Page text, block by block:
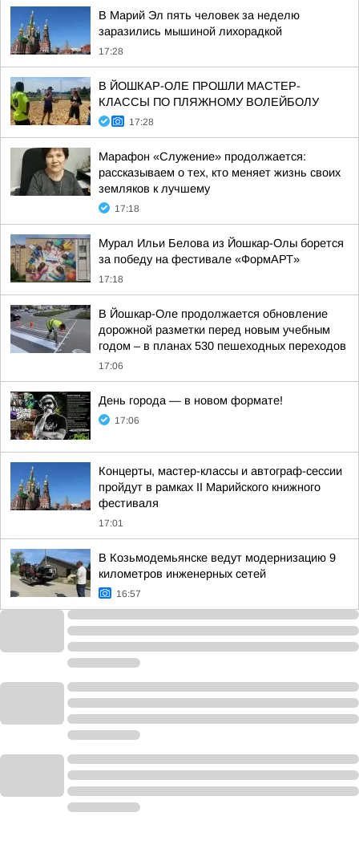
В Марий Эл пять человек за неделю
заразились мышиной лихорадкой
17:28
В ЙОШКАР-ОЛЕ ПРОШЛИ МАСТЕР-
КЛАССЫ ПО ПЛЯЖНОМУ ВОЛЕЙБОЛУ
17:28
Марафон «Служение» продолжается:
рассказываем о тех, кто меняет жизнь своих
земляков к лучшему
17:18
Мурал Ильи Белова из Йошкар-Олы борется
за победу на фестивале «ФормАРТ»
17:18
В Йошкар-Оле продолжается обновление
дорожной разметки перед новым учебным
годом – в планах 530 пешеходных переходов
17:06
День города — в новом формате!
17:06
Концерты, мастер-классы и автограф-сессии
пройдут в рамках II Марийского книжного
фестиваля
17:01
В Козьмодемьянске ведут модернизацию 9
километров инженерных сетей
16:57